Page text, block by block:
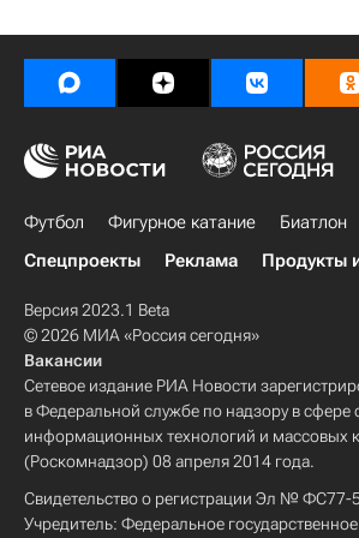
Футбол Фигурное катание Биатлон
Спецпроекты
Реклама Продукты
Версия 2023.1 Beta
© 2026 МИА «Россия сегодня»
Вакансии
Сетевое издание РИА Новости
в Федеральной службе по надзору в сфере
информационных технологий и массовых
(Роскомнадзор) 08 апреля 2014 года.
Свидетельство о регистрации Эл № ФС77-
Учредитель: Федеральное